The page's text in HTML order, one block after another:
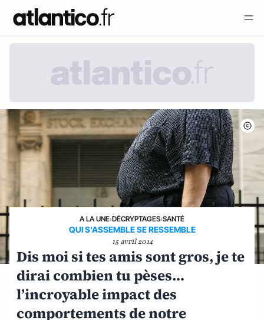
A LA UNE›DÉCRYPTAGES›SANTÉ
QUI S'ASSEMBLE SE RESSEMBLE
15 avril 2014
Dis moi si tes amis sont gros, je te
dirai combien tu pèses…
l’incroyable impact des
comportements de notre